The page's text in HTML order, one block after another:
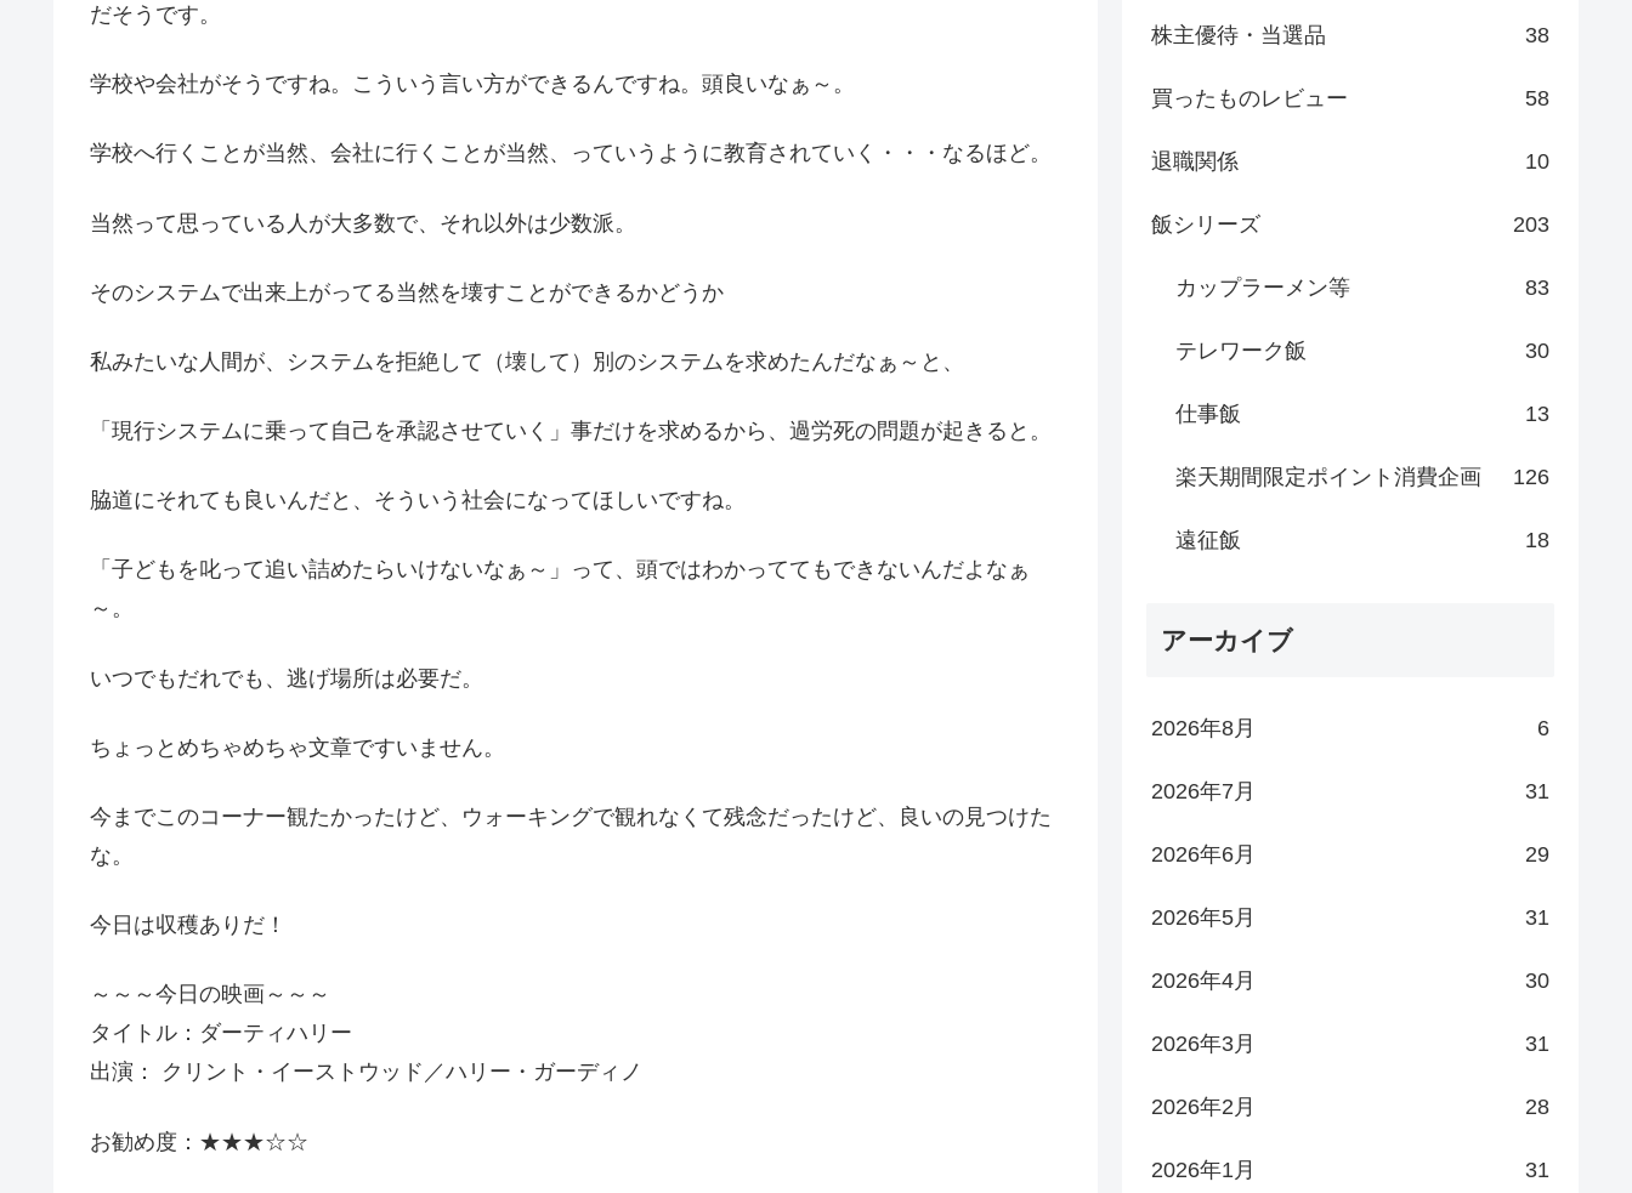
だそうです。
学校や会社がそうですね。こういう言い方ができるんですね。頭良いなぁ～。
学校へ行くことが当然、会社に行くことが当然、っていうように教育されていく・・・なるほど。
当然って思っている人が大多数で、それ以外は少数派。
そのシステムで出来上がってる当然を壊すことができるかどうか
私みたいな人間が、システムを拒絶して（壊して）別のシステムを求めたんだなぁ～と、
「現行システムに乗って自己を承認させていく」事だけを求めるから、過労死の問題が起きると。
脇道にそれても良いんだと、そういう社会になってほしいですね。
「子どもを叱って追い詰めたらいけないなぁ～」って、頭ではわかっててもできないんだよなぁ
～。
いつでもだれでも、逃げ場所は必要だ。
ちょっとめちゃめちゃ文章ですいません。
今までこのコーナー観たかったけど、ウォーキングで観れなくて残念だったけど、良いの見つけた
な。
今日は収穫ありだ！
～～～今日の映画～～～
タイトル：ダーティハリー
出演： クリント・イーストウッド／ハリー・ガーディノ
お勧め度：★★★☆☆
株主優待・当選品 38
買ったものレビュー 58
退職関係 10
飯シリーズ 203
カップラーメン等 83
テレワーク飯 30
仕事飯 13
楽天期間限定ポイント消費企画 126
遠征飯 18
アーカイブ
2026年8月 6
2026年7月 31
2026年6月 29
2026年5月 31
2026年4月 30
2026年3月 31
2026年2月 28
2026年1月 31